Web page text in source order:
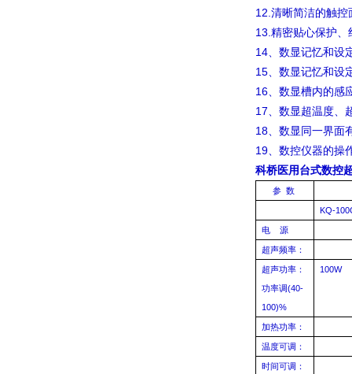
12. 清晰简洁的触控
13. 精密贴心保护、
14、数显记忆和设
15、数显记忆和设
16、数显槽内的感
17、数显超温度、
18、数显同一界面
19、数控仪器的操
科桥医用台式数控
参 数
KQ-
电 源
超声频率：
超声功率：
功率调(40-
100)%
100W
加热功率：
温度可调：
时间可调：